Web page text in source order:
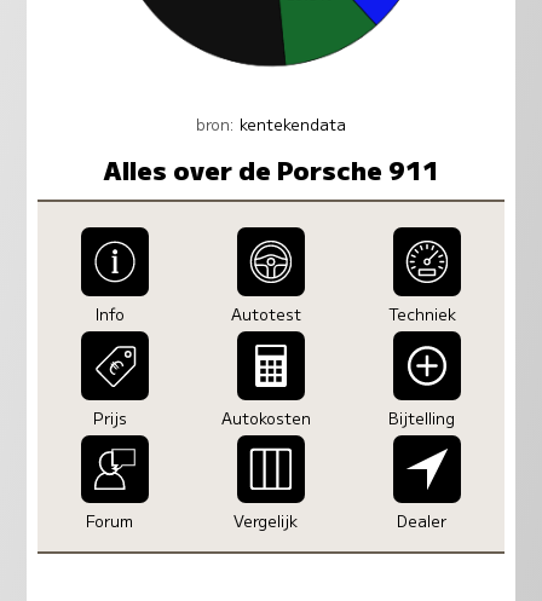
bron: kentekendata
Alles over de Porsche 911
Info Autotest Techniek
Prijs Autokosten Bijtelling
Forum Vergelijk Dealer